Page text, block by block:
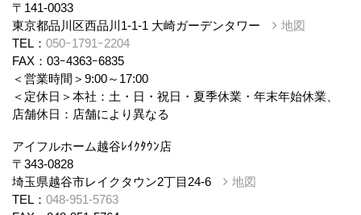
〒141-0033
東京都品川区西品川1-1-1 大崎ガーデンタワー
地図
TEL： 050ｰ1791ｰ2204
FAX：03ｰ4363ｰ6835
＜営業時間＞9:00～17:00
＜定休日＞本社：土・日・祝日・夏季休業・年末年始休業、
店舗休日：店舗により異なる
アイフルホーム越谷ﾚｲｸﾀｳﾝ店
〒343-0828
埼玉県越谷市レイクタウン2丁目24-6
地図
TEL： 048-951-5763